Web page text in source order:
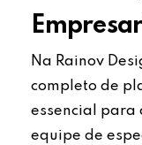
Na Rainov
completo de
essencial para
equipe de